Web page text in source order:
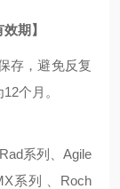
期】
存，避免反复
个月。
系列、Agile
系列 、Roch